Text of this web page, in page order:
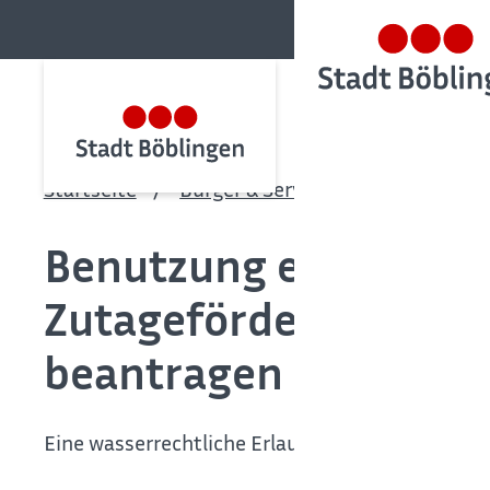
Startseite Bürger & Service
Benutzung eines
Zutagefördern,
beantragen
Eine wasserrechtliche Erlaubnis wird benötigt,